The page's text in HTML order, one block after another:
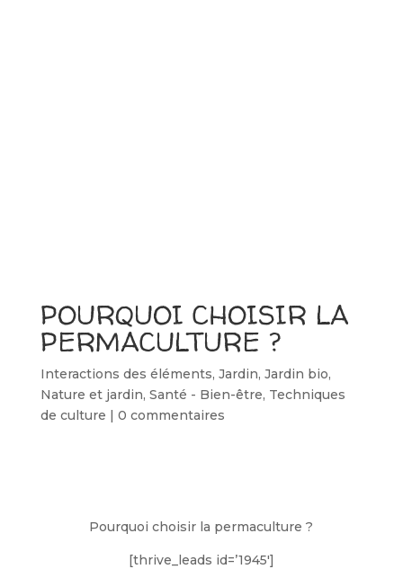
POURQUOI CHOISIR LA
PERMACULTURE ?
Interactions des éléments, Jardin, Jardin bio,
Nature et jardin, Santé - Bien-être, Techniques
de culture | 0 commentaires
Pourquoi choisir la permaculture ?
[thrive_leads id=’1945′]